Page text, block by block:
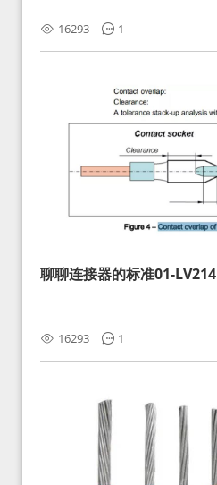
16293 1
聊聊连接器的标准01-LV214
16293 1